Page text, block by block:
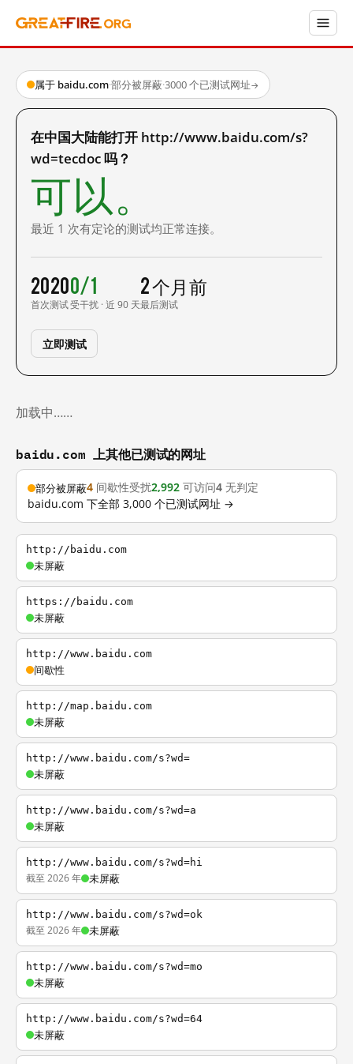
属于 baidu.com·部分被屏蔽·3000 个已测试网址→
在中国大陆能打开 http://www.baidu.com/s?
wd=tecdoc 吗？
可以。
最近 1 次有定论的测试均正常连接。
2020
首次测试
0/1
受干扰 · 近 90 天
2 个月前
最后测试
立即测试
加载中……
baidu.com 上其他已测试的网址
部分被屏蔽4 间歇性受扰2,992 可访问4 无判定
baidu.com 下全部 3,000 个已测试网址 →
http://baidu.com
未屏蔽
https://baidu.com
未屏蔽
http://www.baidu.com
间歇性
http://map.baidu.com
未屏蔽
http://www.baidu.com/s?wd=
未屏蔽
http://www.baidu.com/s?wd=a
未屏蔽
http://www.baidu.com/s?wd=hi
截至 2026 年 未屏蔽
http://www.baidu.com/s?wd=ok
截至 2026 年 未屏蔽
http://www.baidu.com/s?wd=mo
未屏蔽
http://www.baidu.com/s?wd=64
未屏蔽